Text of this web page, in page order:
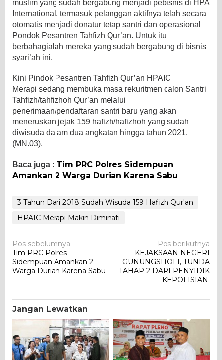
muslim yang sudah bergabung menjadi pebisnis di HPA
International, termasuk pelanggan aktifnya telah secara
otomatis menjadi donatur tetap santri dan operasional
Pondok Pesantren Tahfizh Qur’an. Untuk itu
berbahagialah mereka yang sudah bergabung di bisnis
syari’ah ini.
Kini Pindok Pesantren Tahfizh Qur’an HPAIC
Merapi sedang membuka masa rekuritmen calon Santri
Tahfizh/tahfizhoh Qur’an melalui
penerimaan/pendaftaran santri baru yang akan
meneruskan jejak 159 hafizh/hafizhoh yang sudah
diwisuda dalam dua angkatan hingga tahun 2021.
(MN.03).
Baca juga : Tim PRC Polres Sidempuan
Amankan 2 Warga Durian Karena Sabu
3 Tahun Dari 2018 Sudah Wisuda 159 Hafizh Qur'an
HPAIC Merapi Makin Diminati
Navigasi
pos
Pos sebelumnya
Tim PRC Polres
Sidempuan Amankan 2
Warga Durian Karena Sabu
Pos berikutnya
KEJAKSAAN NEGERI
GUNUNGSITOLI, TUNDA
TAHAP 2 DARI PENYIDIK
KEPOLISIAN.
Jangan Lewatkan